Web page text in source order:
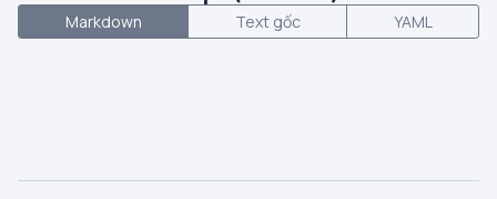
Markdown Text gốc YAML